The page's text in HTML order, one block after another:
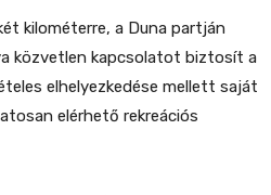
kilométerre, a Duna partján
közvetlen kapcsolatot biztosít a
elhelyezkedése mellett saját
elérhető rekreációs